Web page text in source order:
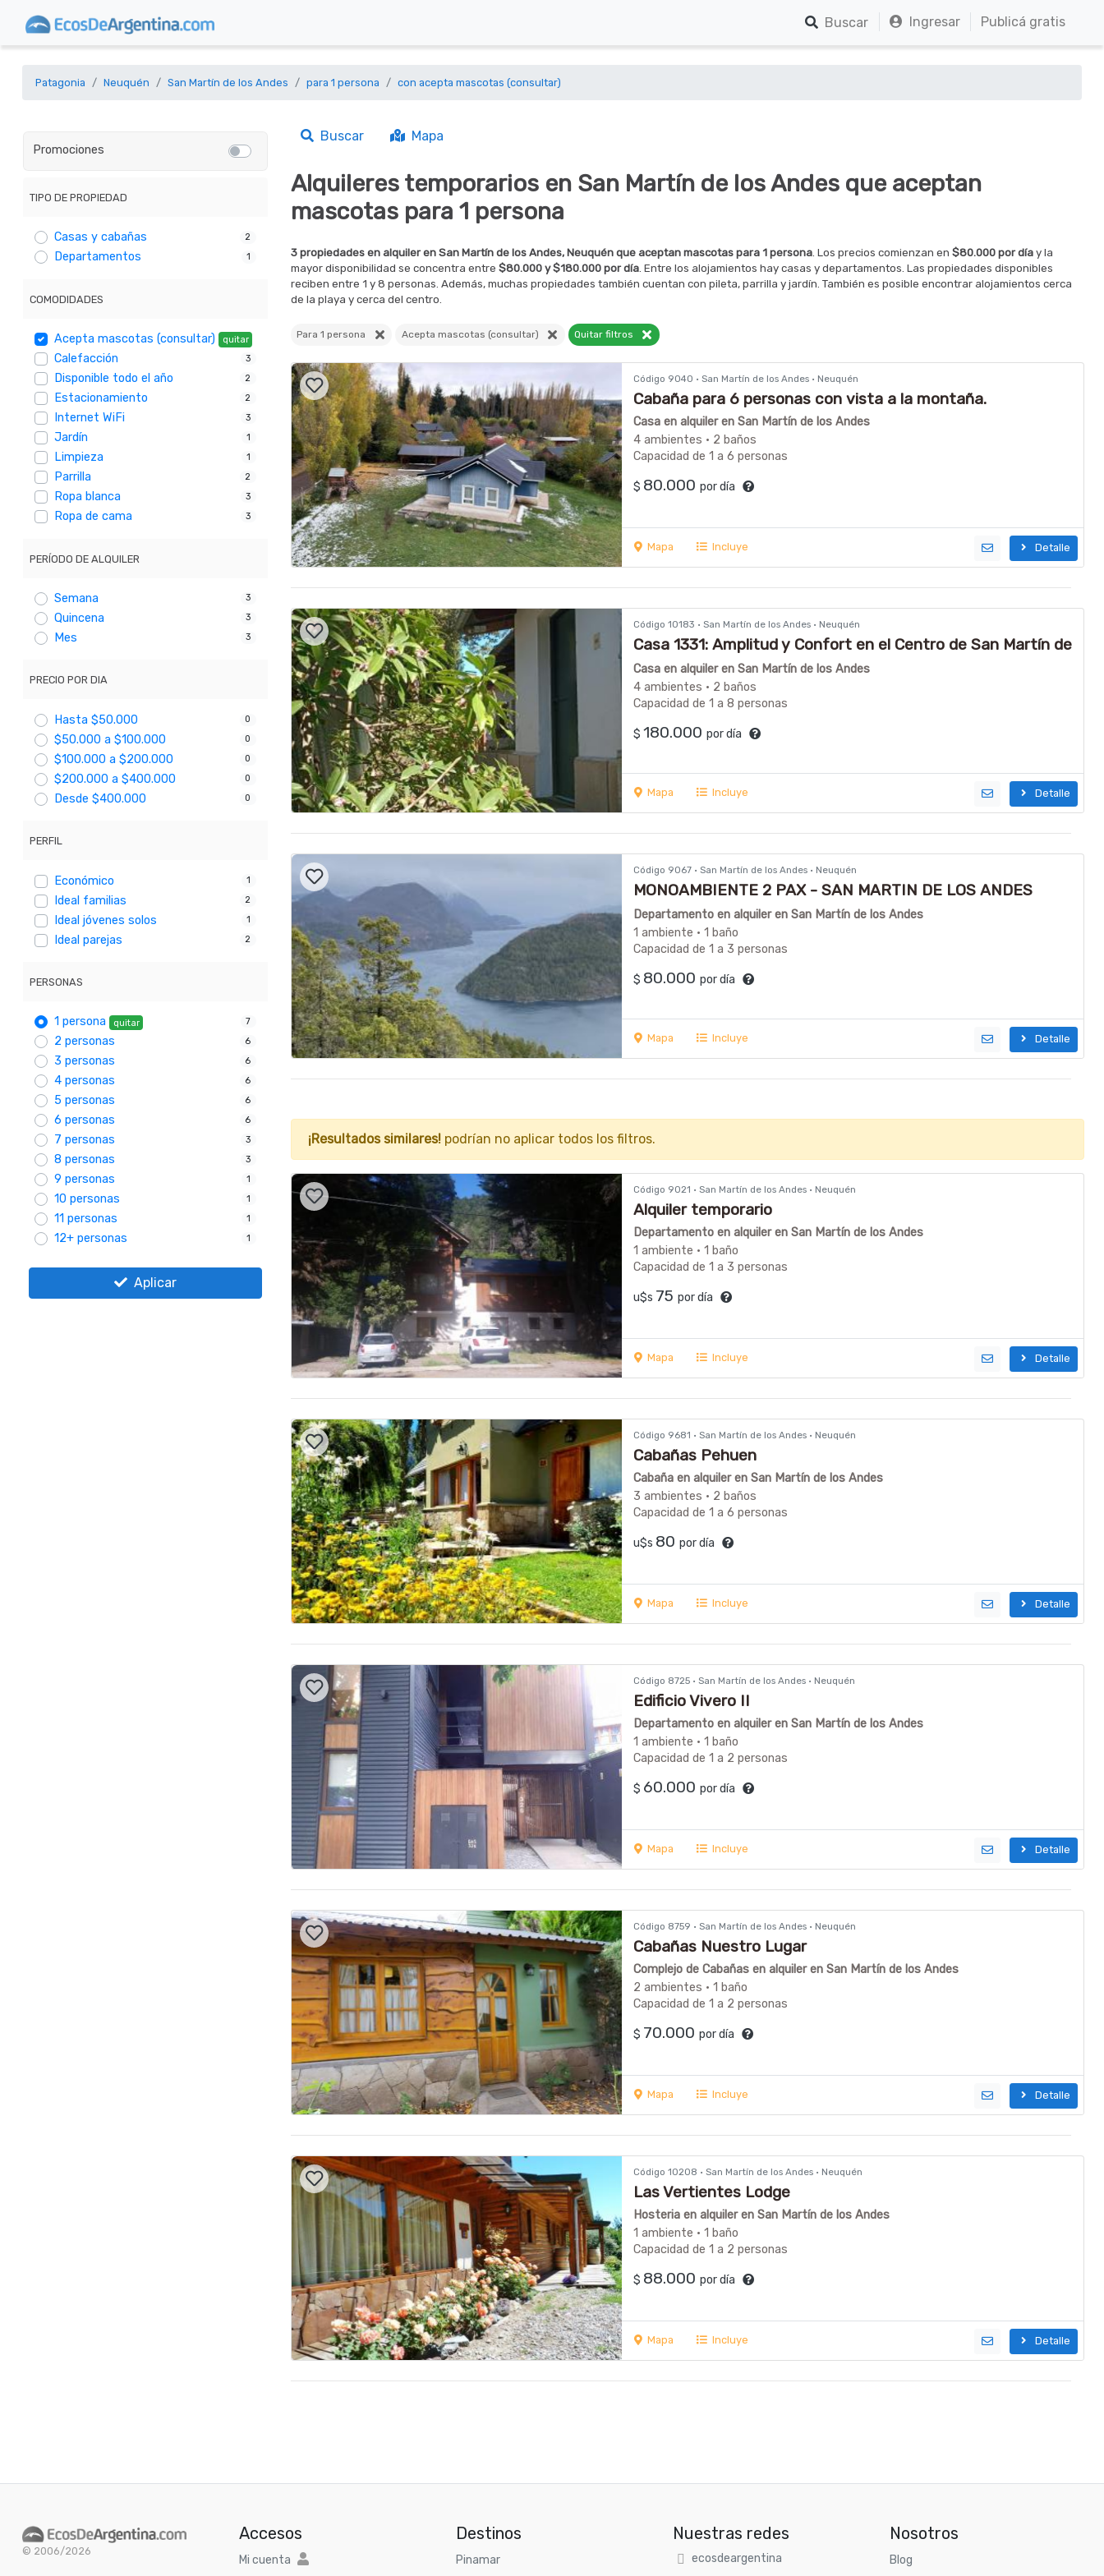
Buscar Ingresar Publicá gratis
Patagonia Neuquén San Martín de los Andes para 1 persona con acepta mascotas (consultar)
Promociones
TIPO DE PROPIEDAD
Casas y cabañas 2
Departamentos 1
COMODIDADES
Acepta mascotas (consultar) quitar
Calefacción 3
Disponible todo el año 2
Estacionamiento 2
Internet WiFi 3
Jardín 1
Limpieza 1
Parrilla 2
Ropa blanca 3
Ropa de cama 3
PERÍODO DE ALQUILER
Semana 3
Quincena 3
Mes 3
PRECIO POR DIA
Hasta $50.000 0
$50.000 a $100.000 0
$100.000 a $200.000 0
$200.000 a $400.000 0
Desde $400.000 0
PERFIL
Económico 1
Ideal familias 2
Ideal jóvenes solos 1
Ideal parejas 2
PERSONAS
1 persona quitar 7
2 personas 6
3 personas 6
4 personas 6
5 personas 6
6 personas 6
7 personas 3
8 personas 3
9 personas 1
10 personas 1
11 personas 1
12+ personas 1
Aplicar
Buscar Mapa
Alquileres temporarios en San Martín de los Andes que aceptan
mascotas para 1 persona
3 propiedades en alquiler en San Martín de los Andes, Neuquén que aceptan mascotas para 1 persona. Los precios comienzan en $80.000 por día y la
mayor disponibilidad se concentra entre $80.000 y $180.000 por día. Entre los alojamientos hay casas y departamentos. Las propiedades disponibles
reciben entre 1 y 8 personas. Además, muchas propiedades también cuentan con pileta, parrilla y jardín. También es posible encontrar alojamientos cerca
de la playa y cerca del centro.
Para 1 persona Acepta mascotas (consultar) Quitar filtros
Código 9040 · San Martín de los Andes · Neuquén
Cabaña para 6 personas con vista a la montaña.
Casa en alquiler en San Martín de los Andes
4 ambientes · 2 baños
Capacidad de 1 a 6 personas
$ 80.000 por día
Mapa Incluye Detalle
Código 10183 · San Martín de los Andes · Neuquén
Casa 1331: Amplitud y Confort en el Centro de San Martín de
los Andes
Casa en alquiler en San Martín de los Andes
4 ambientes · 2 baños
Capacidad de 1 a 8 personas
$ 180.000 por día
Mapa Incluye Detalle
Código 9067 · San Martín de los Andes · Neuquén
MONOAMBIENTE 2 PAX - SAN MARTIN DE LOS ANDES
CENTRO -
Departamento en alquiler en San Martín de los Andes
1 ambiente · 1 baño
Capacidad de 1 a 3 personas
$ 80.000 por día
Mapa Incluye Detalle
¡Resultados similares! podrían no aplicar todos los filtros.
Código 9021 · San Martín de los Andes · Neuquén
Alquiler temporario
Departamento en alquiler en San Martín de los Andes
1 ambiente · 1 baño
Capacidad de 1 a 3 personas
u$s 75 por día
Mapa Incluye Detalle
Código 9681 · San Martín de los Andes · Neuquén
Cabañas Pehuen
Cabaña en alquiler en San Martín de los Andes
3 ambientes · 2 baños
Capacidad de 1 a 6 personas
u$s 80 por día
Mapa Incluye Detalle
Código 8725 · San Martín de los Andes · Neuquén
Edificio Vivero II
Departamento en alquiler en San Martín de los Andes
1 ambiente · 1 baño
Capacidad de 1 a 2 personas
$ 60.000 por día
Mapa Incluye Detalle
Código 8759 · San Martín de los Andes · Neuquén
Cabañas Nuestro Lugar
Complejo de Cabañas en alquiler en San Martín de los Andes
2 ambientes · 1 baño
Capacidad de 1 a 2 personas
$ 70.000 por día
Mapa Incluye Detalle
Código 10208 · San Martín de los Andes · Neuquén
Las Vertientes Lodge
Hosteria en alquiler en San Martín de los Andes
1 ambiente · 1 baño
Capacidad de 1 a 2 personas
$ 88.000 por día
Mapa Incluye Detalle
© 2006/2026
Accesos
Mi cuenta
Destinos
Pinamar
Nuestras redes
ecosdeargentina
Nosotros
Blog